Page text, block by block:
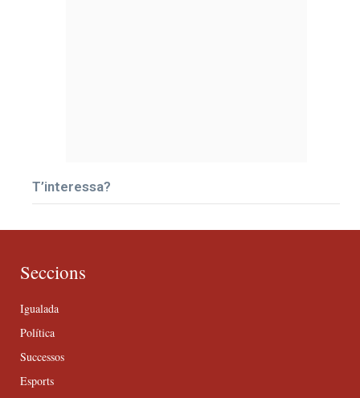
T’interessa?
Seccions
Igualada
Política
Successos
Esports